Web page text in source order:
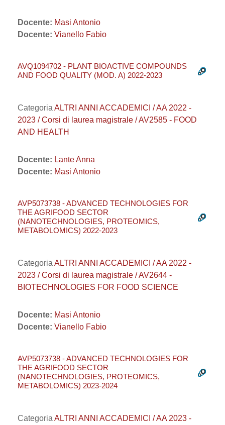
Docente: Masi Antonio
Docente: Vianello Fabio
AVQ1094702 - PLANT BIOACTIVE COMPOUNDS
AND FOOD QUALITY (MOD. A) 2022-2023
Categoria ALTRI ANNI ACCADEMICI / AA 2022 -
2023 / Corsi di laurea magistrale / AV2585 - FOOD
AND HEALTH
Docente: Lante Anna
Docente: Masi Antonio
AVP5073738 - ADVANCED TECHNOLOGIES FOR
THE AGRIFOOD SECTOR
(NANOTECHNOLOGIES, PROTEOMICS,
METABOLOMICS) 2022-2023
Categoria ALTRI ANNI ACCADEMICI / AA 2022 -
2023 / Corsi di laurea magistrale / AV2644 -
BIOTECHNOLOGIES FOR FOOD SCIENCE
Docente: Masi Antonio
Docente: Vianello Fabio
AVP5073738 - ADVANCED TECHNOLOGIES FOR
THE AGRIFOOD SECTOR
(NANOTECHNOLOGIES, PROTEOMICS,
METABOLOMICS) 2023-2024
Categoria ALTRI ANNI ACCADEMICI / AA 2023 -